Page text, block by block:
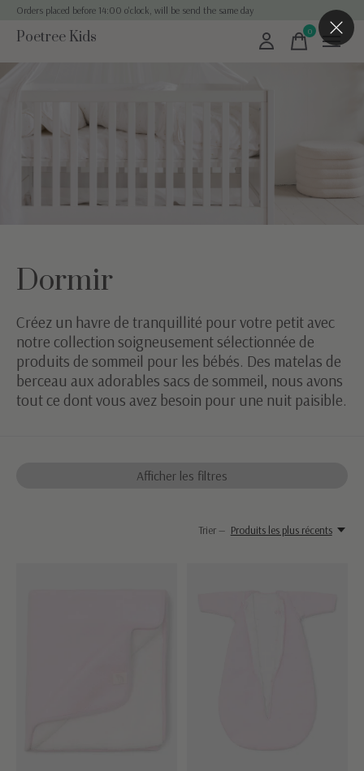
Orders placed before 14:00 o'clock, will be send the same day
Poetree Kids 0items
Dormir
Créez un havre de tranquillité pour votre petit avec
notre collection soigneusement sélectionnée de
produits de sommeil pour les bébés. Des matelas de
berceau aux adorables sacs de sommeil, nous avons
tout ce dont vous avez besoin pour une nuit paisible.
Afficher les filtres
Trier — Produits les plus récents